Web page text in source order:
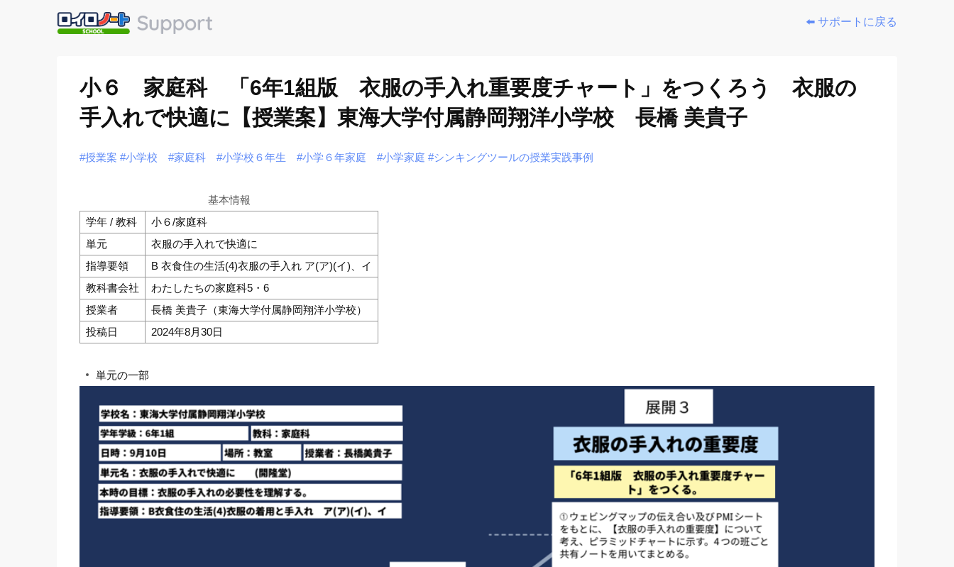
⬅️ サポートに戻る
小６ 家庭科 「6年1組版 衣服の手入れ重要度チャート」をつくろう 衣服の
手入れで快適に【授業案】東海大学付属静岡翔洋小学校 長橋 美貴子
#授業案 #小学校 #家庭科 #小学校６年生 #小学６年家庭 #小学家庭 #シンキングツールの授業実践事例
基本情報
学年 / 教科
小６/家庭科
単元
衣服の手入れで快適に
指導要領
B 衣食住の生活(4)衣服の手入れ ア(ア)(イ)、イ
教科書会社
わたしたちの家庭科5・6
授業者
長橋 美貴子（東海大学付属静岡翔洋小学校）
投稿日
2024年8月30日
単元の一部